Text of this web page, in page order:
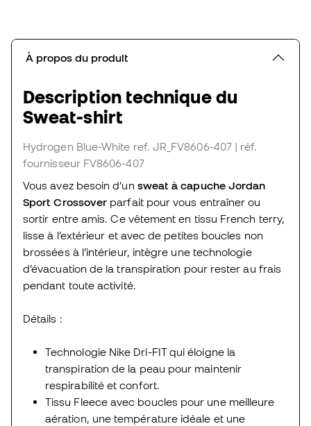
À propos du produit
Description technique du
Sweat-shirt
Hydrogen Blue-White ref. JR_FV8606-407 | réf.
fournisseur FV8606-407
Vous avez besoin d’un sweat à capuche Jordan
Sport Crossover parfait pour vous entraîner ou
sortir entre amis. Ce vêtement en tissu French terry,
lisse à l’extérieur et avec de petites boucles non
brossées à l’intérieur, intègre une technologie
d’évacuation de la transpiration pour rester au frais
pendant toute activité.
Détails :
Technologie Nike Dri-FIT qui éloigne la
transpiration de la peau pour maintenir
respirabilité et confort.
Tissu Fleece avec boucles pour une meilleure
aération, une température idéale et une